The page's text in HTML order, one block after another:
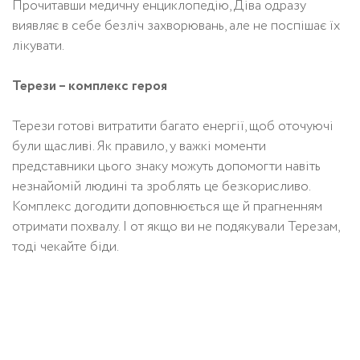
Прочитавши медичну енциклопедію, Діва одразу
виявляє в себе безліч захворювань, але не поспішає їх
лікувати.
Терези – комплекс героя
Терези готові витратити багато енергії, щоб оточуючі
були щасливі. Як правило, у важкі моменти
представники цього знаку можуть допомогти навіть
незнайомій людині та зроблять це безкорисливо.
Комплекс догодити доповнюється ще й прагненням
отримати похвалу. І от якщо ви не подякували Терезам,
тоді чекайте біди.